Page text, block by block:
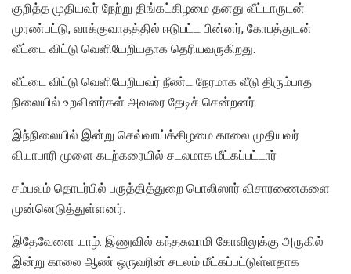
குறித்த முதியவர் நேற்று திங்கட்கிழமை தனது வீட்டாருடன்
முரண்பட்டு, வாக்குவாதத்தில் ஈடுபட்ட பின்னர், கோபத்துடன்
வீட்டை விட்டு வெளியேறியதாக தெரியவருகிறது.
வீட்டை விட்டு வெளியேறியவர் நீண்ட நேரமாக வீடு திரும்பாத
நிலையில் உறவினர்கள் அவரை தேடிச் சென்றனர்.
இந்நிலையில் இன்று செவ்வாய்க்கிழமை காலை முதியவர்
வியாபாரி மூளை கடற்கரையில் சடலமாக மீட்கப்பட்டார்
சம்பவம் தொடர்பில் பருத்தித்துறை பொலிஸார் விசாரணைகளை
முன்னெடுத்துள்ளனர்.
இதேவேளை யாழ். இணுவில் கந்தசுவாமி கோவிலுக்கு அருகில்
இன்று காலை ஆண் ஒருவரின் சடலம் மீட்கப்பட்டுள்ளதாக